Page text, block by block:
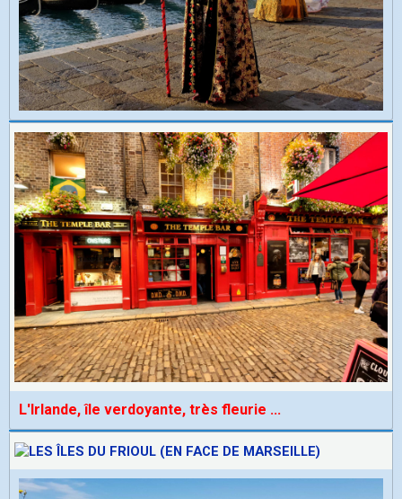
L'Irlande, île verdoyante, très fleurie ...